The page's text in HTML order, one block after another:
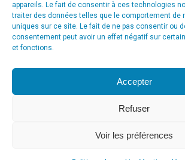
appareils. Le fait de consentir à ces technologies
traiter des données telles que le comportement de
uniques sur ce site. Le fait de ne pas consentir ou
consentement peut avoir un effet négatif sur
et fonctions.
Accepter
Refuser
Voir les préférences
© Agence Communication Support [ Agence